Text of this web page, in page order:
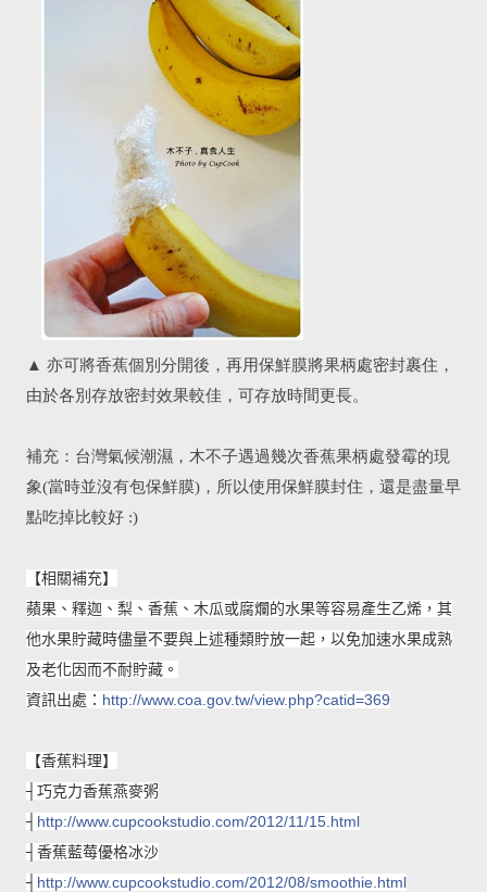
▲ 亦可將香蕉個別分開後，再用保鮮膜將果柄處密封裹住，
由於各別存放密封效果較佳，可存放時間更長。
補充：台灣氣候潮濕，木不子遇過幾次香蕉果柄處發霉的現
象(當時並沒有包保鮮膜)，所以使用保鮮膜封住，還是盡量早
點吃掉比較好 :)
【相關補充】
蘋果、釋迦、梨、香蕉、木瓜或腐爛的水果等容易產生乙烯，其
他水果貯藏時儘量不要與上述種類貯放一起，以免加速水果成熟
及老化因而不耐貯藏。
資訊出處： http://www.coa.gov.tw/view.php?catid=369
【香蕉料理】
┤巧克力香蕉燕麥粥
┤ http://www.cupcookstudio.com/2012/11/15.html
┤香蕉藍莓優格冰沙
┤ http://www.cupcookstudio.com/2012/08/smoothie.html